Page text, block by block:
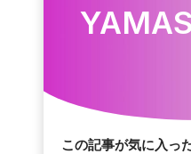
この記事が気に入っ